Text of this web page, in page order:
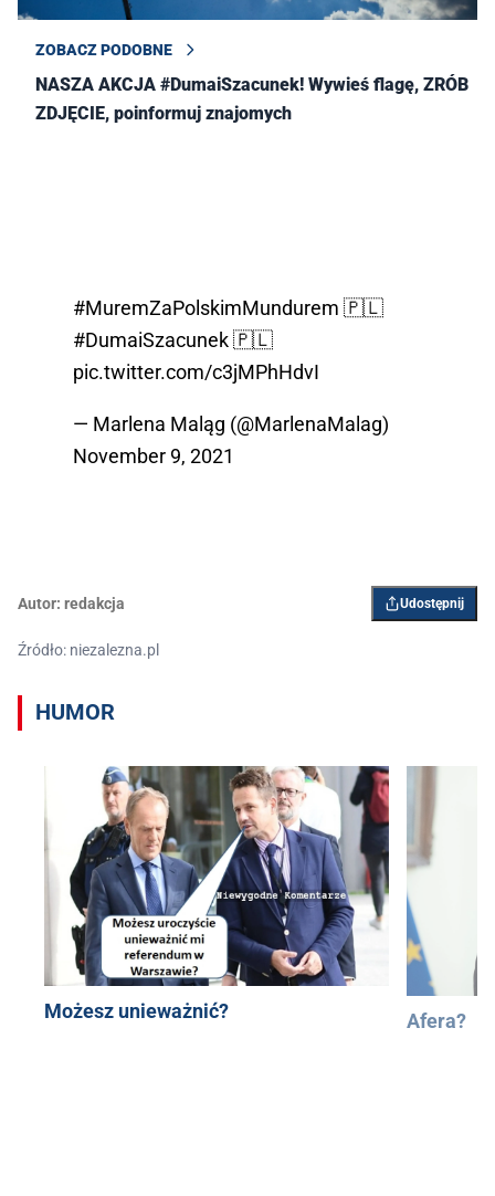
ZOBACZ PODOBNE
NASZA AKCJA #DumaiSzacunek! Wywieś flagę, ZRÓB
ZDJĘCIE, poinformuj znajomych
#MuremZaPolskimMundurem 🇵🇱
#DumaiSzacunek🇵🇱
pic.twitter.com/c3jMPhHdvI
— Marlena Maląg (@MarlenaMalag)
November 9, 2021
Autor: redakcja Udostępnij
Źródło: niezalezna.pl
HUMOR
Możesz unieważnić? Afera?